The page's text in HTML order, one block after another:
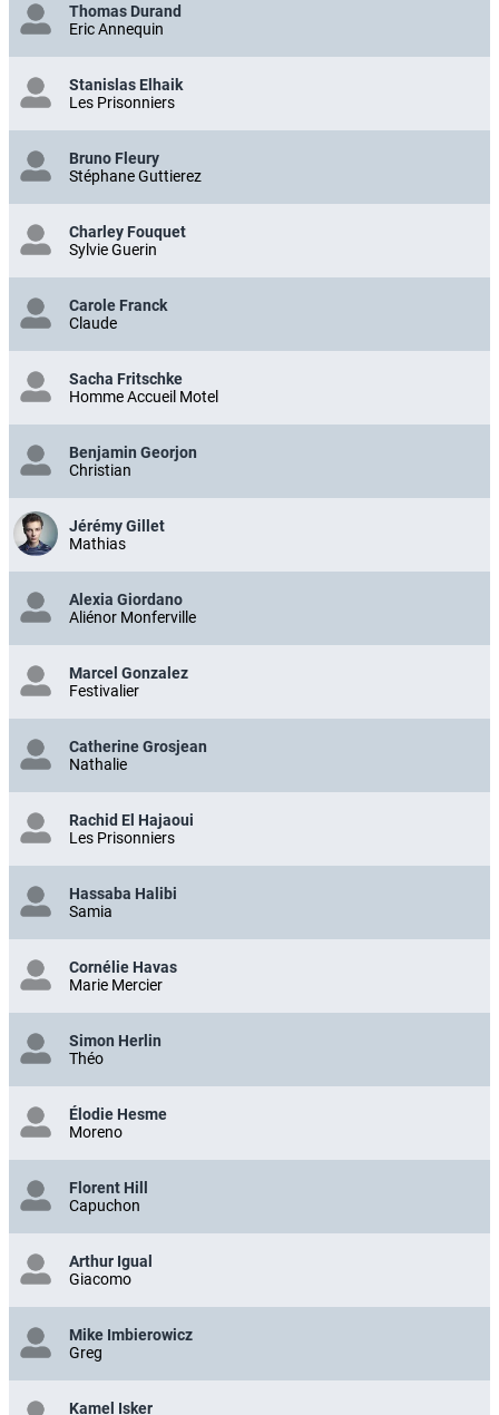
Thomas Durand
Eric Annequin
Stanislas Elhaik
Les Prisonniers
Bruno Fleury
Stéphane Guttierez
Charley Fouquet
Sylvie Guerin
Carole Franck
Claude
Sacha Fritschke
Homme Accueil Motel
Benjamin Georjon
Christian
Jérémy Gillet
Mathias
Alexia Giordano
Aliénor Monferville
Marcel Gonzalez
Festivalier
Catherine Grosjean
Nathalie
Rachid El Hajaoui
Les Prisonniers
Hassaba Halibi
Samia
Cornélie Havas
Marie Mercier
Simon Herlin
Théo
Élodie Hesme
Moreno
Florent Hill
Capuchon
Arthur Igual
Giacomo
Mike Imbierowicz
Greg
Kamel Isker